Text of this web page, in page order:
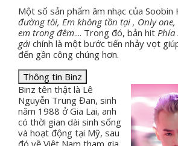
Một số sản phẩm âm nhạc của Soobin
đường tôi, Em không tồn tại , Only
em trong đêm.... Trong đó, bản hit Phía
gái chính là một bước tiến nhảy vọt
đến gần công chúng hơn.
Thông tin Binz
Binz tên thật là Lê
Nguyễn Trung Đan, sinh
năm 1988 ở Gia Lai, anh
có thời gian dài sinh sống
và hoạt động tại Mỹ, sau
đó về Việt Nam tham gia